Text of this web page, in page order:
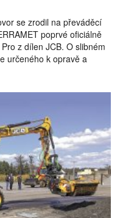
se zrodil na převáděcí
poprvé oficiálně
z dílen JCB. O slibném
určeného k opravě a